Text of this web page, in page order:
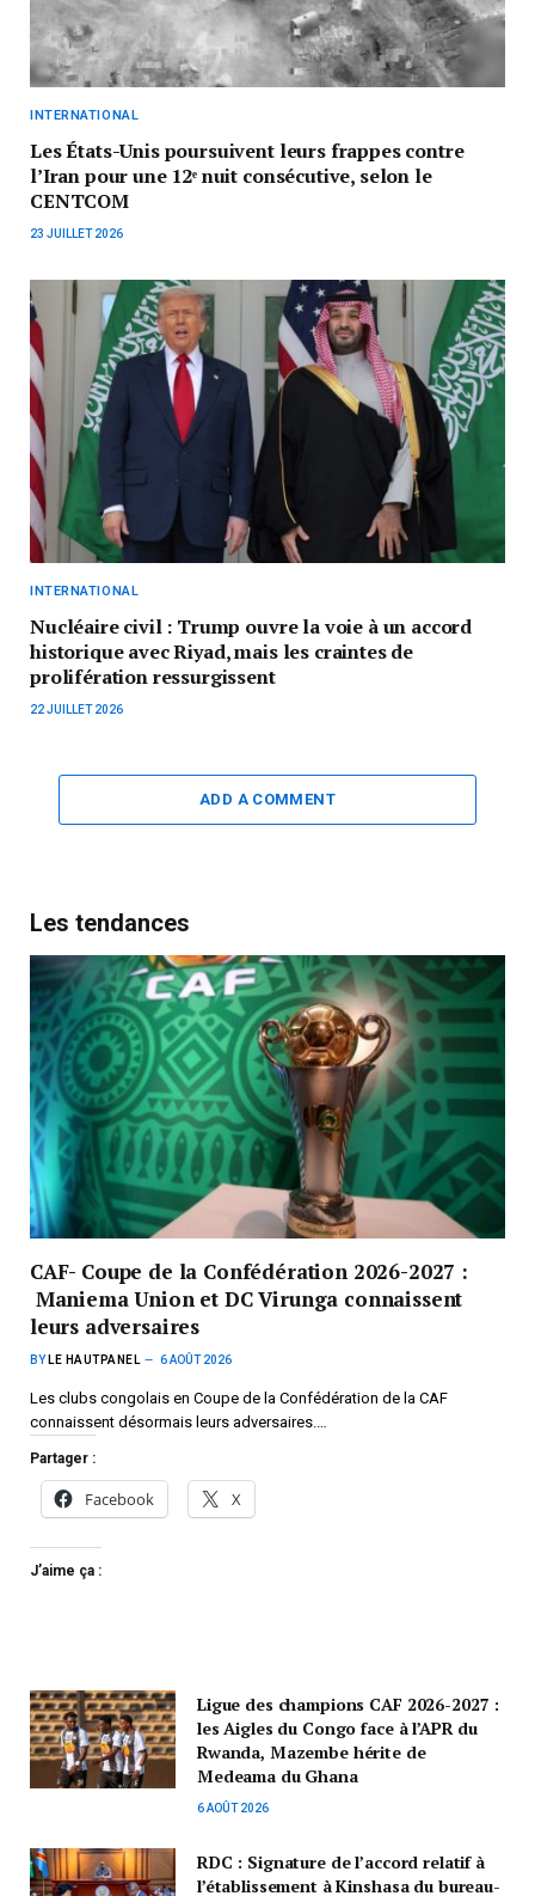
INTERNATIONAL
Les États-Unis poursuivent leurs frappes contre
l’Iran pour une 12ᵉ nuit consécutive, selon le
CENTCOM
23 JUILLET 2026
INTERNATIONAL
Nucléaire civil : Trump ouvre la voie à un accord
historique avec Riyad, mais les craintes de
prolifération ressurgissent
22 JUILLET 2026
ADD A COMMENT
Les tendances
CAF- Coupe de la Confédération 2026-2027 :
Maniema Union et DC Virunga connaissent
leurs adversaires
BY LE HAUTPANEL 6 AOÛT 2026
Les clubs congolais en Coupe de la Confédération de la CAF
connaissent désormais leurs adversaires.…
Partager :
Facebook X
J’aime ça :
Ligue des champions CAF 2026-2027 :
les Aigles du Congo face à l’APR du
Rwanda, Mazembe hérite de
Medeama du Ghana
6 AOÛT 2026
RDC : Signature de l’accord relatif à
l’établissement à Kinshasa du bureau-